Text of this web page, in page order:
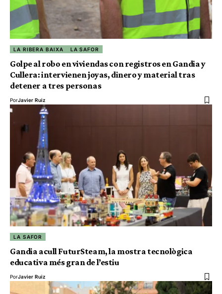
LA RIBERA BAIXA LA SAFOR
Golpe al robo en viviendas con registros en Gandia y
Cullera: intervienen joyas, dinero y material tras
detener a tres personas
PorJavier Ruiz
LA SAFOR
Gandia acull FuturSteam, la mostra tecnològica
educativa més gran de l’estiu
PorJavier Ruiz